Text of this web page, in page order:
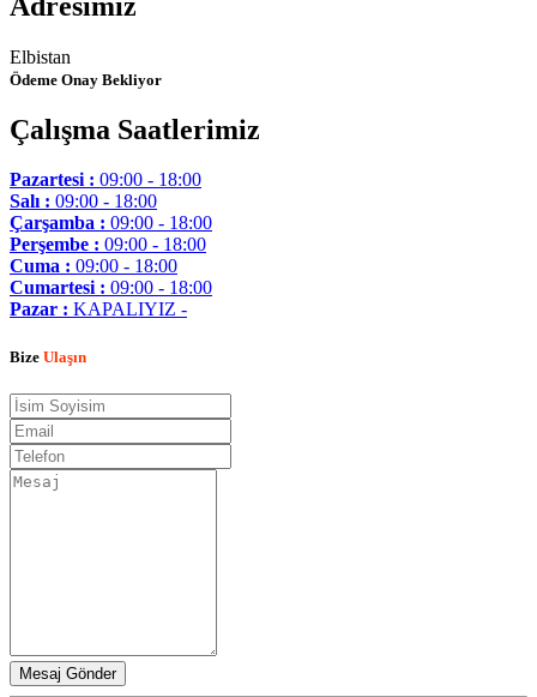
Elbistan
Ödeme Onay Bekliyor
Çalışma Saatlerimiz
Pazartesi : 09:00 - 18:00
Salı : 09:00 - 18:00
Çarşamba : 09:00 - 18:00
Perşembe : 09:00 - 18:00
Cuma : 09:00 - 18:00
Cumartesi : 09:00 - 18:00
Pazar : KAPALIYIZ -
Bize Ulaşın